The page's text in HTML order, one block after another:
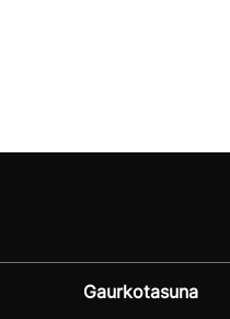
Gaurkotasuna